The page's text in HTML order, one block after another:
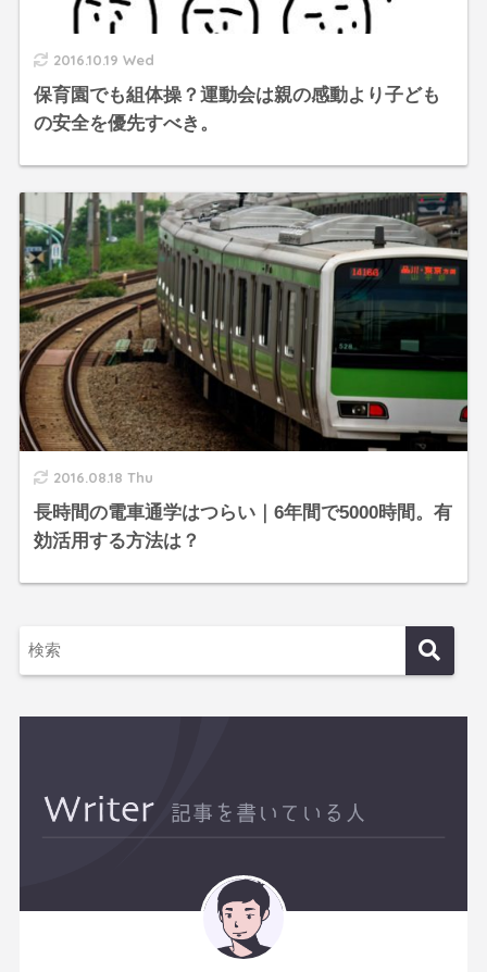
2016.10.19 Wed
保育園でも組体操？運動会は親の感動より子ども
の安全を優先すべき。
2016.08.18 Thu
長時間の電車通学はつらい｜6年間で5000時間。有
効活用する方法は？